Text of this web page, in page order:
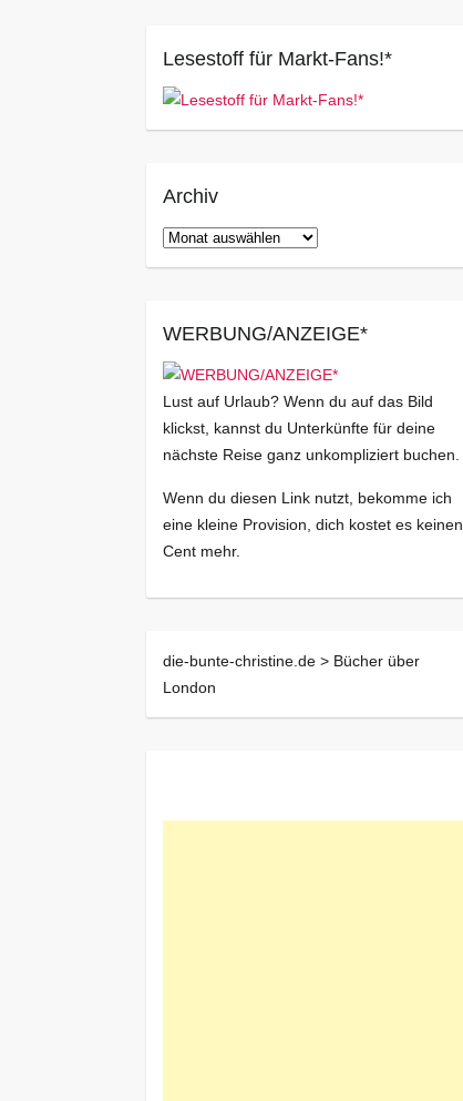
Lesestoff für Markt-Fans!*
Archiv
Archiv
WERBUNG/ANZEIGE*
Lust auf Urlaub? Wenn du auf das Bild
klickst, kannst du Unterkünfte für deine
nächste Reise ganz unkompliziert buchen.
Wenn du diesen Link nutzt, bekomme ich
eine kleine Provision, dich kostet es keinen
Cent mehr.
die-bunte-christine.de > Bücher über
London